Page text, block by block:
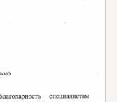
медицинских
контроль лома